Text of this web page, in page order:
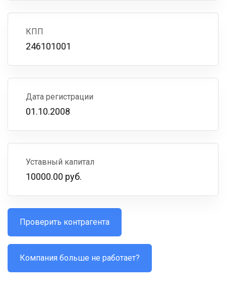
КПП
246101001
Дата регистрации
01.10.2008
Уставный капитал
10000.00 руб.
Проверить контрагента
Компания больше не работает?